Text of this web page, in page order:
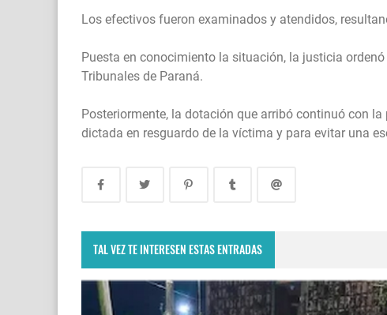
Los efectivos fueron examinados y atendidos,
Puesta en conocimiento la situación, la justicia
Tribunales de Paraná.
Posteriormente, la dotación que arribó continuó con
dictada en resguardo de la víctima y para evitar una
TAL VEZ TE INTERESEN ESTAS ENTRADAS